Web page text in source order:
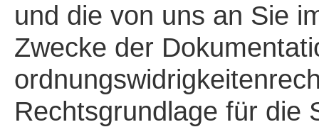
und die von uns an Sie
Zwecke der
Rechtsgrundlage für die